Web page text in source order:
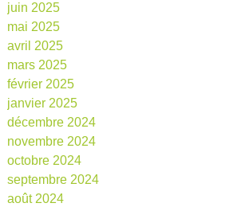
juin 2025
mai 2025
avril 2025
mars 2025
février 2025
janvier 2025
décembre 2024
novembre 2024
octobre 2024
septembre 2024
août 2024